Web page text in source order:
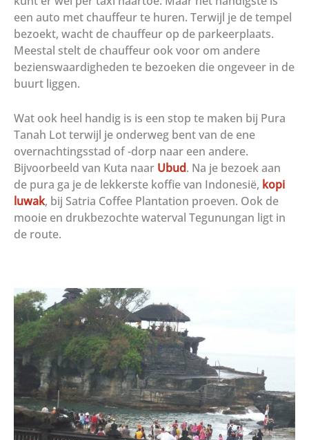
een auto met chauffeur te huren. Terwijl je de tempel
bezoekt, wacht de chauffeur op de parkeerplaats.
Meestal stelt de chauffeur ook voor om andere
bezienswaardigheden te bezoeken die ongeveer in de
buurt liggen.
Wat ook heel handig is is een stop te maken bij Pura
Tanah Lot terwijl je onderweg bent van de ene
overnachtingsstad of -dorp naar een andere.
Bijvoorbeeld van Kuta naar Ubud. Na je bezoek aan
de pura ga je de lekkerste koffie van Indonesië, kopi
luwak, bij Satria Coffee Plantation proeven. Ook de
mooie en drukbezochte waterval Tegunungan ligt in
de route.